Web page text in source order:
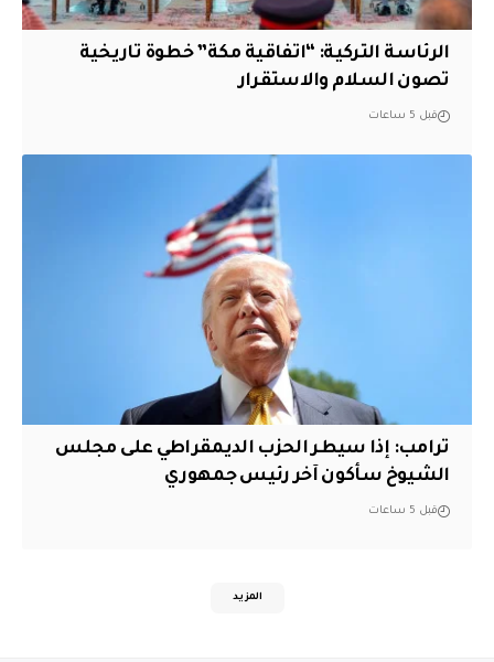
الرئاسة التركية: “اتفاقية مكة” خطوة تاريخية
تصون السلام والاستقرار
قبل 5 ساعات
ترامب: إذا سيطر الحزب الديمقراطي على مجلس
الشيوخ سأكون آخر رئيس جمهوري
قبل 5 ساعات
المزيد